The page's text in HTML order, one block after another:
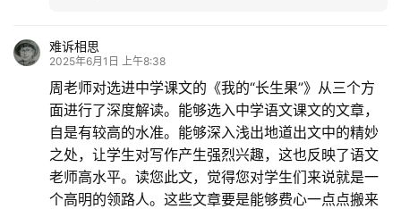
难诉相思
2025年6月1日 上午8:38
周老师对选进中学课文的《我的“长生果”》从三个方
面进行了深度解读。能够选入中学语文课文的文章，
自是有较高的水准。能够深入浅出地道出文中的精妙
之处，让学生对写作产生强烈兴趣，这也反映了语文
老师高水平。读您此文，觉得您对学生们来说就是一
个高明的领路人。这些文章要是能够费心一点点搬来